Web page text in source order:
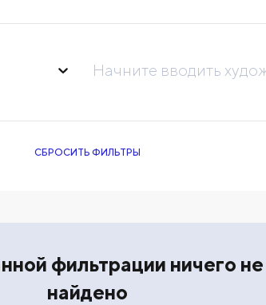
Начните вводить
СБРОСИТЬ ФИЛЬТРЫ
фильтрации ничего не
найдено